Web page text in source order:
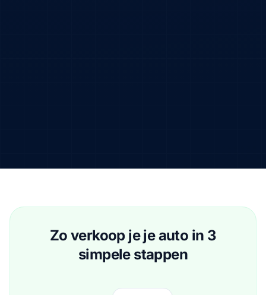
Zo verkoop je je auto in 3
simpele stappen